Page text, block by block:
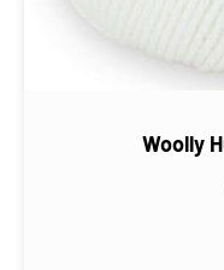
Woolly